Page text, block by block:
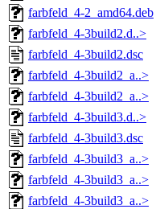
farbfeld_4-2_amd64.deb
farbfeld_4-3build2.d..>
farbfeld_4-3build2.dsc
farbfeld_4-3build2_a..>
farbfeld_4-3build2_a..>
farbfeld_4-3build3.d..>
farbfeld_4-3build3.dsc
farbfeld_4-3build3_a..>
farbfeld_4-3build3_a..>
farbfeld_4-3build3_a..>